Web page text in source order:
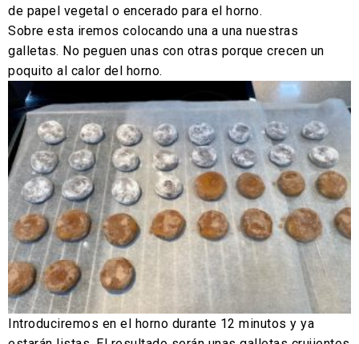
de papel vegetal o encerado para el horno.
Sobre esta iremos colocando una a una nuestras
galletas. No peguen unas con otras porque crecen un
poquito al calor del horno.
Introduciremos en el horno durante 12 minutos y ya